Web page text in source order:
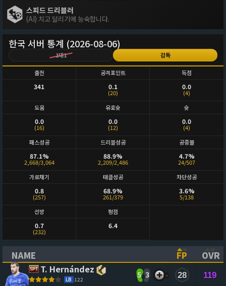
스피드 드리블러
(AI) 치고 달리기에 능숙합니다.
한국 서버 통계 (2026-08-06)
1대1 감독
출전
341
공격포인트
0.1
(20)
득점
0.0
(4)
도움
0.0
(16)
유효슛
0.0
(12)
슛
0.0
(4)
패스성공
87.1%
2,668/3,064
드리블성공
88.9%
2,209/2,486
공중볼
4.7%
24/507
가로채기
0.8
(257)
태클성공
68.9%
261/379
차단성공
3.6%
5/138
선방
0.7
(232)
평점
6.4
NAME
(CLICK TO SORT ASCENDING)
FP
OVR
T. Hernández
LB 122
5 3 28 119